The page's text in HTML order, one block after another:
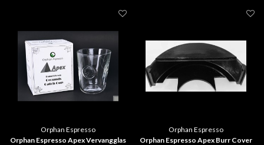
Orphan Espresso
Orphan Espresso Apex Vervangglas
Orphan Espresso
Orphan Espresso Apex Burr Cover